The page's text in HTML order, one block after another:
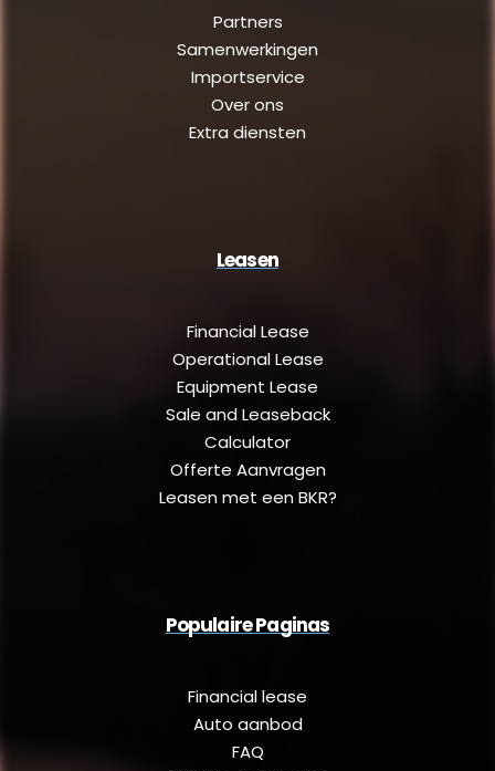
Partners
Samenwerkingen
Importservice
Over ons
Extra diensten
Leasen
Financial Lease
Operational Lease
Equipment Lease
Sale and Leaseback
Calculator
Offerte Aanvragen
Leasen met een BKR?
Populaire Paginas
Financial lease
Auto aanbod
FAQ